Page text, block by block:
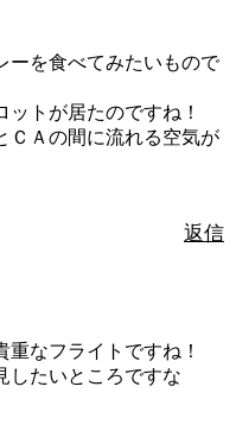
ーを食べてみたいもので
ットが居たのですね！
ＣＡの間に流れる空気が
返信
重なフライトですね！
したいところですな